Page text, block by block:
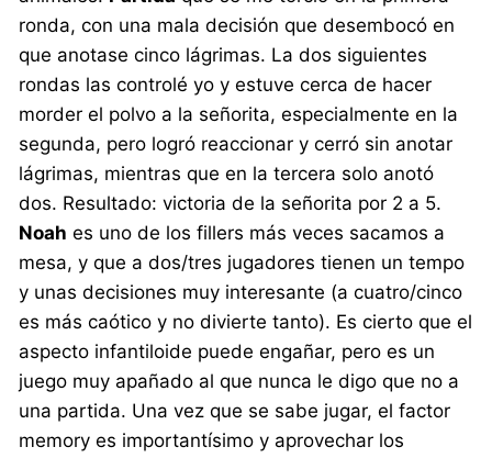
ronda, con una mala decisión que desembocó en
que anotase cinco lágrimas. La dos siguientes
rondas las controlé yo y estuve cerca de hacer
morder el polvo a la señorita, especialmente en la
segunda, pero logró reaccionar y cerró sin anotar
lágrimas, mientras que en la tercera solo anotó
dos. Resultado: victoria de la señorita por 2 a 5.
Noah es uno de los fillers más veces sacamos a
mesa, y que a dos/tres jugadores tienen un tempo
y unas decisiones muy interesante (a cuatro/cinco
es más caótico y no divierte tanto). Es cierto que el
aspecto infantiloide puede engañar, pero es un
juego muy apañado al que nunca le digo que no a
una partida. Una vez que se sabe jugar, el factor
memory es importantísimo y aprovechar los